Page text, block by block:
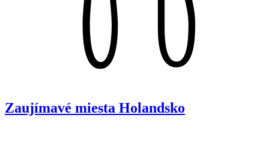
Zaujímavé miesta Holandsko